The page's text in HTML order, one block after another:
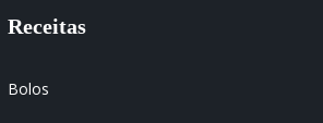
Receitas
Bolos